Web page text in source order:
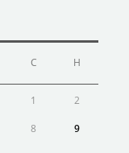
С Н
1 2
8 9